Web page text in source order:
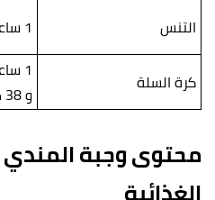
التنس
1 ساعة و20 دقيقة
كرة السلة
1 ساعة
و 38 دقيقة
محتوى وجبة المندي